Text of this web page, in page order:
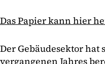
Das Papier kann hier
Der Gebäudesektor hat
vergangenen Jahres